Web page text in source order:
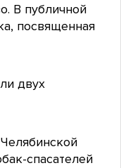
В публичной
посвященная
двух
спасателей